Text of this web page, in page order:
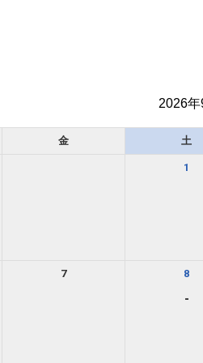
2026年
金 土
1
7 8
-